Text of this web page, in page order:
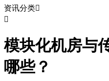
资讯分类

模块化机房与
哪些？